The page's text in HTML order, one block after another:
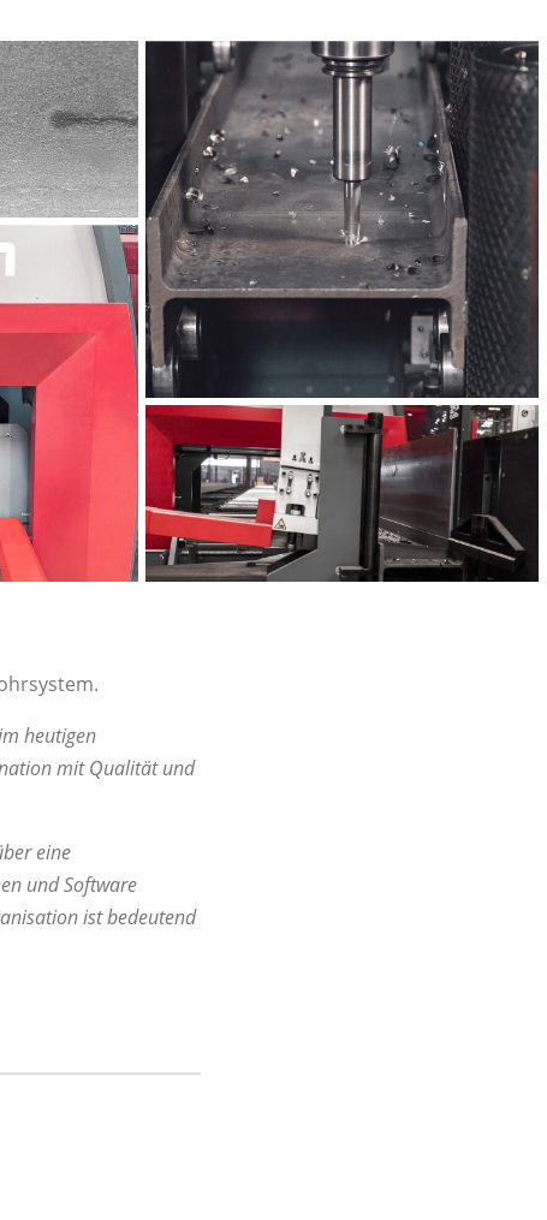
heutigen
mit Qualität und
eine
und Software
ist bedeutend